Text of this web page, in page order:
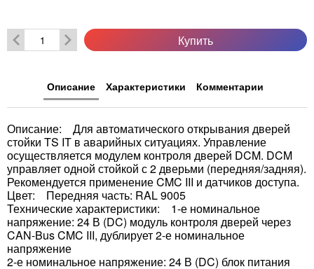
Купить
Описание Характеристики Комментарии
Описание: Для автоматического открывания дверей
стойки TS IT в аварийных ситуациях. Управление
осуществляется модулем контроля дверей DCM. DCM
управляет одной стойкой с 2 дверьми (передняя/задняя).
Рекомендуется применение CMC III и датчиков доступа.
Цвет: Передняя часть: RAL 9005
Технические характеристики: 1-е номинальное
напряжение: 24 В (DC) модуль контроля дверей через
CAN-Bus CMC III, дублирует 2-е номинальное
напряжение
2-е номинальное напряжение: 24 В (DC) блок питания